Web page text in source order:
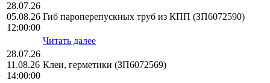
28.07.26
05.08.26
12:00:00
Гиб пароперепускных труб из КПП (ЗП6072590)
Читать далее
28.07.26
11.08.26
14:00:00
Клеи, герметики (ЗП6072569)